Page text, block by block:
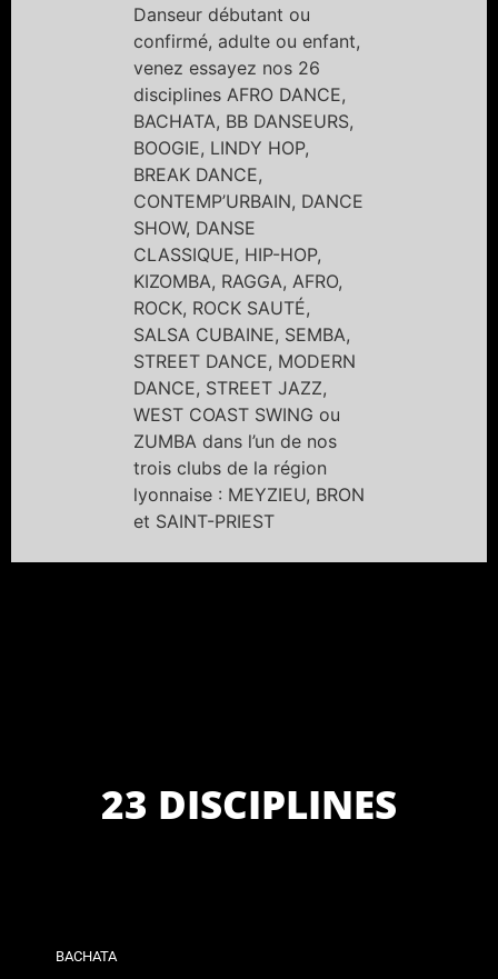
Danseur débutant ou
confirmé, adulte ou enfant,
venez essayez nos 26
disciplines AFRO DANCE,
BACHATA, BB DANSEURS,
BOOGIE, LINDY HOP,
BREAK DANCE,
CONTEMP’URBAIN, DANCE
SHOW, DANSE
CLASSIQUE, HIP-HOP,
KIZOMBA, RAGGA, AFRO,
ROCK, ROCK SAUTÉ,
SALSA CUBAINE, SEMBA,
STREET DANCE, MODERN
DANCE, STREET JAZZ,
WEST COAST SWING ou
ZUMBA dans l’un de nos
trois clubs de la région
lyonnaise : MEYZIEU, BRON
et SAINT-PRIEST
23 DISCIPLINES
BACHATA